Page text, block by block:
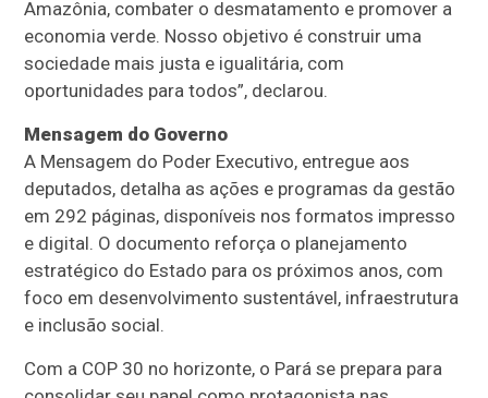
Amazônia, combater o desmatamento e promover a
economia verde. Nosso objetivo é construir uma
sociedade mais justa e igualitária, com
oportunidades para todos”, declarou.
Mensagem do Governo
A Mensagem do Poder Executivo, entregue aos
deputados, detalha as ações e programas da gestão
em 292 páginas, disponíveis nos formatos impresso
e digital. O documento reforça o planejamento
estratégico do Estado para os próximos anos, com
foco em desenvolvimento sustentável, infraestrutura
e inclusão social.
Com a COP 30 no horizonte, o Pará se prepara para